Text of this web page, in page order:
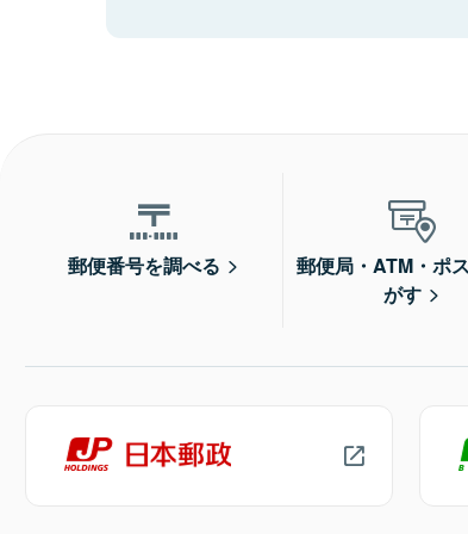
郵便番号を調べる
郵便局・ATM・ポ
がす